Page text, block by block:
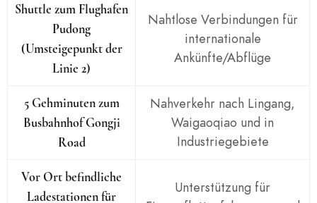
Shuttle zum Flughafen
Pudong
(Umsteigepunkt der
Linie 2)
Nahtlose Verbindungen für
internationale
Ankünfte/Abflüge
5 Gehminuten zum
Busbahnhof Gongji
Road
Nahverkehr nach Lingang,
Waigaoqiao und in
Industriegebiete
Vor Ort befindliche
Ladestationen für
Unterstützung für